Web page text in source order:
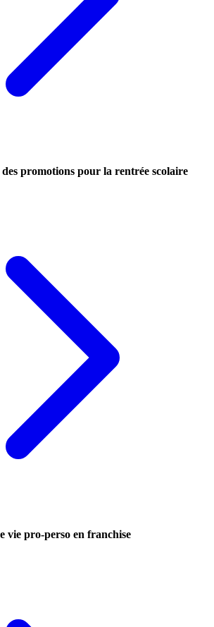
promotions pour la rentrée scolaire
vie pro-perso en franchise